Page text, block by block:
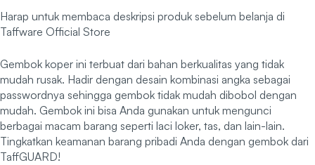
Harap untuk membaca deskripsi produk sebelum belanja di
Taffware Official Store
Gembok koper ini terbuat dari bahan berkualitas yang tidak
mudah rusak. Hadir dengan desain kombinasi angka sebagai
passwordnya sehingga gembok tidak mudah dibobol dengan
mudah. Gembok ini bisa Anda gunakan untuk mengunci
berbagai macam barang seperti laci loker, tas, dan lain-lain.
Tingkatkan keamanan barang pribadi Anda dengan gembok dari
TaffGUARD!